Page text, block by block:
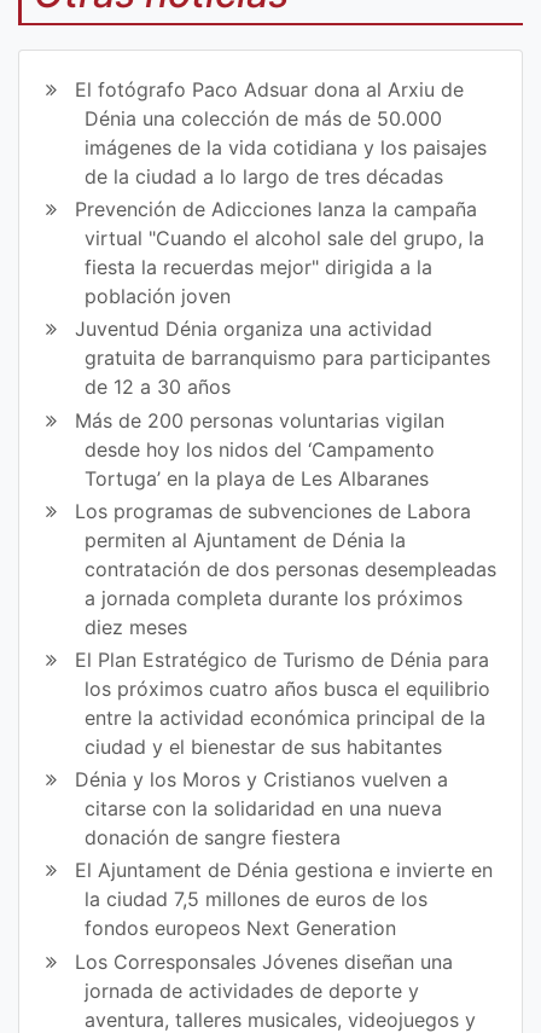
art
en
Fa
ce
bo
ok
art
ir
en
Tw
itt
er
El fotógrafo Paco Adsuar dona al Arxiu de
Dénia una colección de más de 50.000
imágenes de la vida cotidiana y los paisajes
de la ciudad a lo largo de tres décadas
Prevención de Adicciones lanza la campaña
virtual "Cuando el alcohol sale del grupo, la
fiesta la recuerdas mejor" dirigida a la
población joven
Juventud Dénia organiza una actividad
gratuita de barranquismo para participantes
de 12 a 30 años
Más de 200 personas voluntarias vigilan
desde hoy los nidos del ‘Campamento
Tortuga’ en la playa de Les Albaranes
Los programas de subvenciones de Labora
permiten al Ajuntament de Dénia la
contratación de dos personas desempleadas
a jornada completa durante los próximos
diez meses
El Plan Estratégico de Turismo de Dénia para
los próximos cuatro años busca el equilibrio
entre la actividad económica principal de la
ciudad y el bienestar de sus habitantes
Dénia y los Moros y Cristianos vuelven a
citarse con la solidaridad en una nueva
donación de sangre fiestera
El Ajuntament de Dénia gestiona e invierte en
la ciudad 7,5 millones de euros de los
fondos europeos Next Generation
Los Corresponsales Jóvenes diseñan una
jornada de actividades de deporte y
aventura, talleres musicales, videojuegos y